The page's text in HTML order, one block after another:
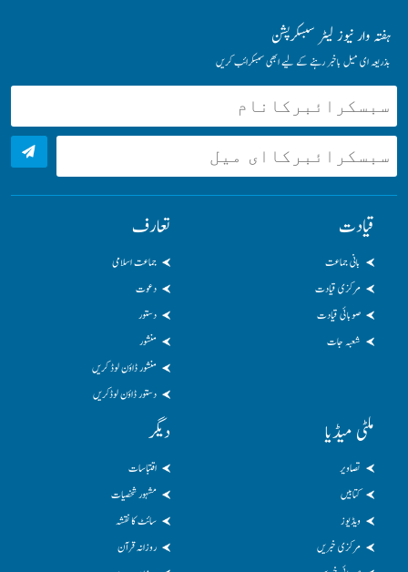
ہفتہ وار نیوز لیٹر سبسکرپشن
بذریعہ ای میل باخبر رہنے کے لیے ابھی سبسکرائب کریں
قیادت
بانی جماعت
مرکزی قیادت
صوبائی قیادت
شعبہ جات
تعارف
جماعت اسلامی
دعوت
دستور
منشور
منشور ڈاؤن لوڈ کریں
دستور ڈاؤن لوڈکریں
ملٹی میڈیا
تصاویر
کتابیں
ویڈیوز
مرکزی خبریں
دیگر
اقتباسات
مشہور شخصیات
سائٹ کا نقشہ
روزانہ قرآن